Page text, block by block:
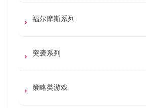
福尔摩斯系列
突袭系列
策略类游戏